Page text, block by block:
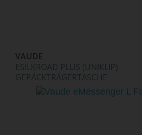
VAUDE
ESILKROAD PLUS (UNIKLIP)
GEPÄCKTRÄGERTASCHE